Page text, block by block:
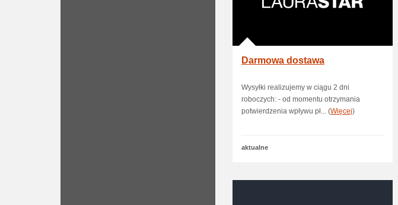
Darmowa dostawa
Wysyłki realizujemy w ciągu 2 dni
roboczych: - od momentu otrzymania
potwierdzenia wpływu pł... (Więcej)
aktualne